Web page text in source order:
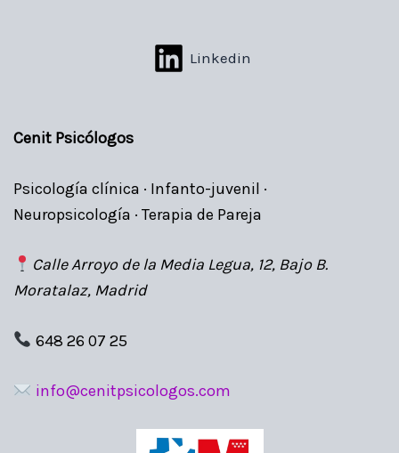
Linkedin
Cenit Psicólogos
Psicología clínica · Infanto-juvenil ·
Neuropsicología · Terapia de Pareja
Calle Arroyo de la Media Legua, 12, Bajo B.
Moratalaz, Madrid
648 26 07 25
info@cenitpsicologos.com